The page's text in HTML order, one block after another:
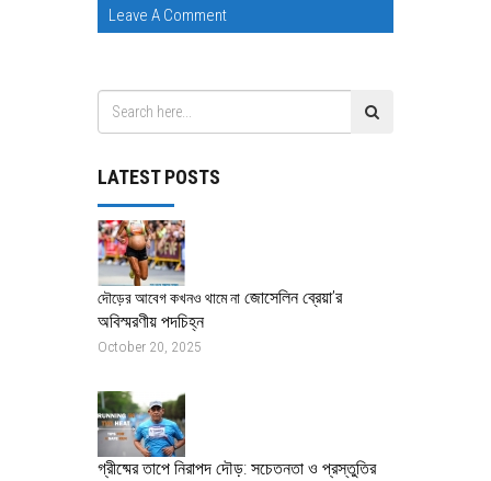
Leave A Comment
LATEST POSTS
দৌড়ের আবেগ কখনও থামে না জোসেলিন ব্রেয়া’র
অবিস্মরণীয় পদচিহ্ন
October 20, 2025
গ্রীষ্মের তাপে নিরাপদ দৌড়: সচেতনতা ও প্রস্তুতির